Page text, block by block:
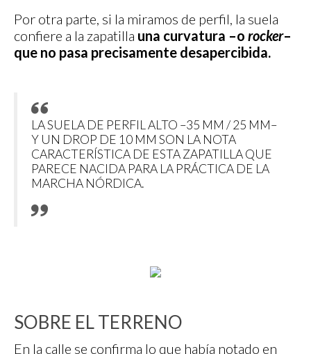
Por otra parte, si la miramos de perfil, la suela
confiere a la zapatilla una curvatura –o rocker–
que no pasa precisamente desapercibida.
LA SUELA DE PERFIL ALTO –35 MM / 25 MM–
Y UN DROP DE 10 MM SON LA NOTA
CARACTERÍSTICA DE ESTA ZAPATILLA QUE
PARECE NACIDA PARA LA PRÁCTICA DE LA
MARCHA NÓRDICA.
SOBRE EL TERRENO
En la calle se confirma lo que había notado en